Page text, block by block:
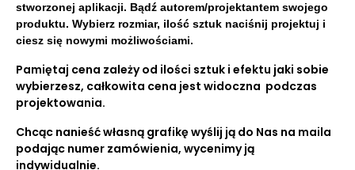
stworzonej aplikacji. Bądź autorem/projektantem swojego
produktu. Wybierz rozmiar, ilość sztuk naciśnij projektuj i
ciesz się nowymi możliwościami.
Pamiętaj cena zależy od ilości sztuk i efektu jaki sobie
wybierzesz, całkowita cena jest widoczna podczas
projektowania.
Chcąc nanieść własną grafikę wyślij ją do Nas na maila
podając numer zamówienia, wycenimy ją
indywidualnie.